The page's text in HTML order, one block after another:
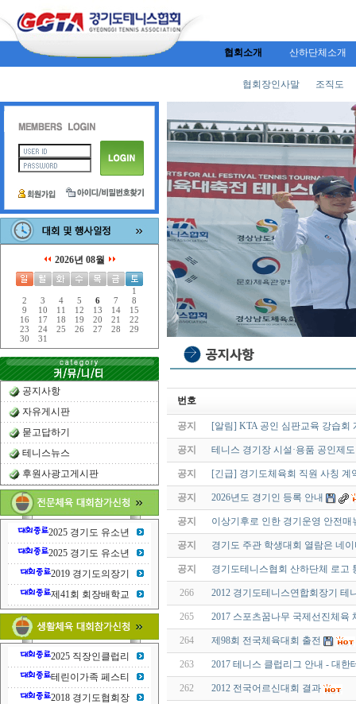
협회소개 산하단체소개
협회장인사말 조직도
2026년 08월
1
2
3 4 5 6 7
8
9
10 11 12 13 14
15
16
17 18 19 20 21
22
23
24 25 26 27 28
29
30
31
공지사항
자유게시판
묻고답하기
테니스뉴스
후원사광고게시판
2025 경기도 유소년
2025 경기도 유소년
2019 경기도의장기
제41회 회장배학교
2025 직장인클럽리
테린이가족 페스티
2018 경기도협회장
번호
공지 [알림] KTA 공인 심판교육 강습회
공지 테니스 경기장 시설·용품 공인제
공지 [긴급] 경기도체육회 직원 사칭 계
공지 2026년도 경기인 등록 안내
공지 이상기후로 인한 경기운영 안전매
공지 경기도 주관 학생대회 열람은 네
공지 경기도테니스협회 산하단체 로고
266 2012 경기도테니스연합회장기 테
265 2017 스포츠꿈나무 국제선진체육
264 제98회 전국체육대회 출전
263 2017 테니스 클럽리그 안내 - 대한
262 2012 전국어르신대회 결과